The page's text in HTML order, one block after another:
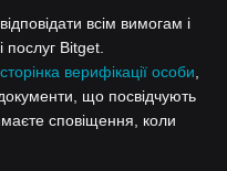
всім вимогам і
послуг Bitget.
сторінка верифікації особи
що посвідчують
сповіщення, коли